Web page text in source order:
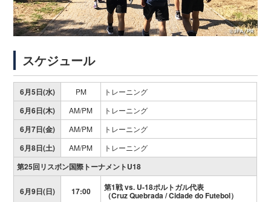
スケジュール
6月5日(水) PM トレーニング
6月6日(木) AM/PM トレーニング
6月7日(金) AM/PM トレーニング
6月8日(土) AM/PM トレーニング
第25回リスボン国際トーナメントU18
6月9日(日) 17:00 第1戦 vs. U-18ポルトガル代表
（Cruz Quebrada / Cidade do Futebol）